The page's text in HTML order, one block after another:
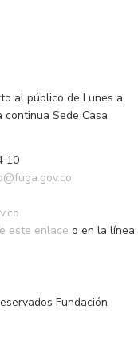
al público de Lunes a
continua Sede Casa
10
este enlace o en la línea
Fundación